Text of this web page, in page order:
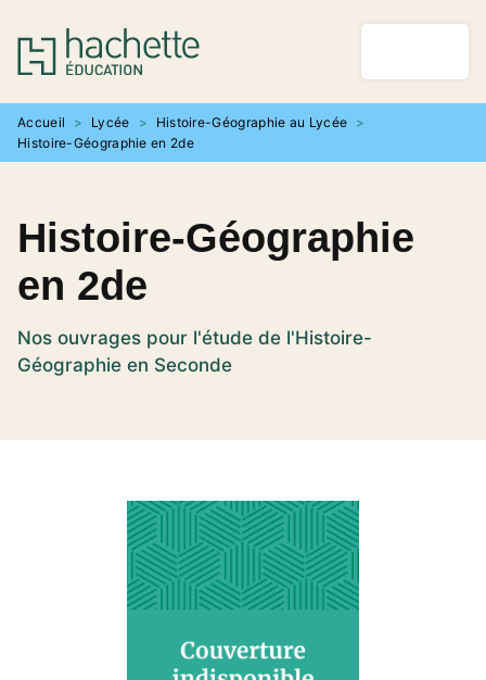
MENU RECHERCHE
PIED DE PAGE
Accueil > Lycée > Histoire-Géographie au Lycée >
Histoire-Géographie en 2de
Histoire-Géographie
en 2de
Nos ouvrages pour l'étude de l'Histoire-
Géographie en Seconde